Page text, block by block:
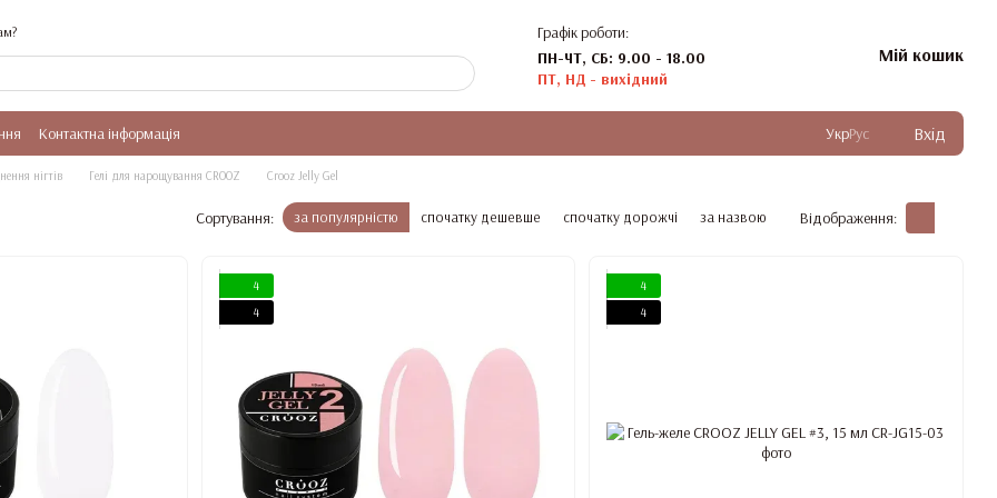
Графік роботи:
ПН-ЧТ, СБ: 9.00 - 18.00
ПТ, НД - вихідний
Мій кошик
Контактна інформація УкрРус Вхід
нігтів Гелі для нарощування CROOZ Crooz Jelly Gel
Сортування: за популярністю спочатку дешевше спочатку дорожчі за назвою Відображення:
4
4
4
4